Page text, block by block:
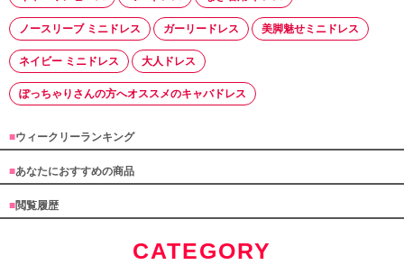
ノースリーブ ミニドレス ガーリードレス 美脚魅せミニドレス
ネイビー ミニドレス 大人ドレス
ぽっちゃりさんの方へオススメのキャバドレス
■ウィークリーランキング
■あなたにおすすめの商品
■閲覧履歴
CATEGORY